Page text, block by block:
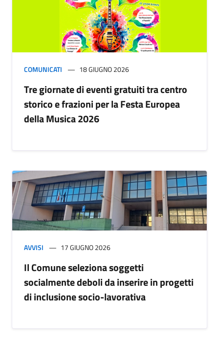
COMUNICATI 18 GIUGNO 2026
Tre giornate di eventi gratuiti tra centro
storico e frazioni per la Festa Europea
della Musica 2026
AVVISI 17 GIUGNO 2026
Il Comune seleziona soggetti
socialmente deboli da inserire in progetti
di inclusione socio-lavorativa